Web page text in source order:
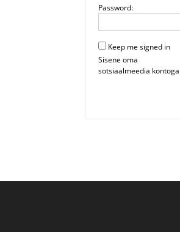
Password:
Keep me signed in
Sisene oma
sotsiaalmeedia kontoga